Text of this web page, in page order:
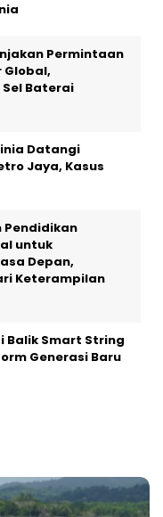
Permintaan
Global,
Baterai
Datangi
Jaya, Kasus
Pendidikan
untuk
Depan,
Keterampilan
Balik Smart String
Generasi Baru